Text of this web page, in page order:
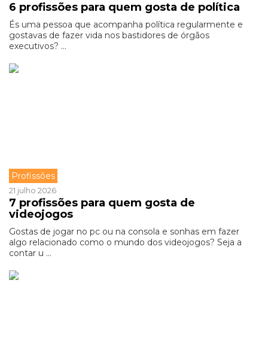
6 profissões para quem gosta de política
És uma pessoa que acompanha política regularmente e
gostavas de fazer vida nos bastidores de órgãos
executivos? ...
Profissões
21 julho 2026
7 profissões para quem gosta de
videojogos
Gostas de jogar no pc ou na consola e sonhas em fazer
algo relacionado como o mundo dos videojogos? Seja a
contar u ...